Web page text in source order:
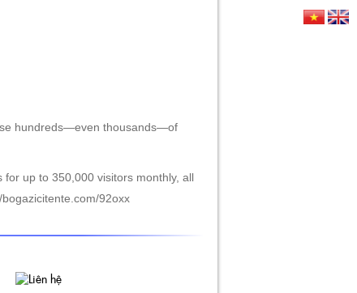
hundreds—even thousands—of
up to 350,000 visitors monthly, all
92oxx